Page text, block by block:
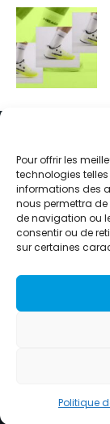
Pour offrir les
technologies
informations des
nous permettra
de navigation ou
consentir ou de
sur certaines
Politique
Alternative
relations
pilote des
Contact
Politique de